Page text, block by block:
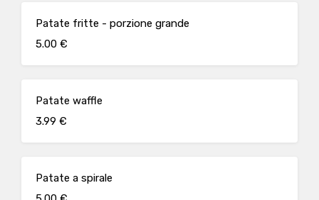
Patate fritte - porzione grande
5.00 €
Patate waffle
3.99 €
Patate a spirale